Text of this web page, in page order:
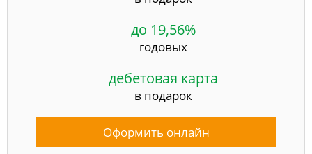
до 19,56%
годовых
дебетовая карта
в подарок
Оформить онлайн